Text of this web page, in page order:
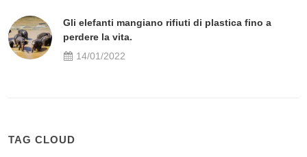
Gli elefanti mangiano rifiuti di plastica fino a
perdere la vita.
14/01/2022
TAG CLOUD